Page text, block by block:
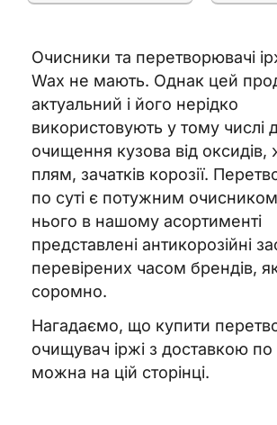
Очисники та перетворювачі
Wax не мають. Однак цей
актуальний і його нерідко
використовують у тому числі
очищення кузова від оксидів,
плям, зачатків корозії.
по суті є потужним
нього в нашому асортименті
представлені антикорозійні
перевірених часом брендів,
соромно.
Нагадаємо, що купити
очищувач іржі з доставкою по
можна на цій сторінці.